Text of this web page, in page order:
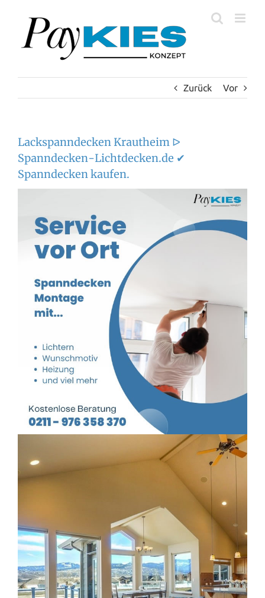
springen
Zurück Vor
Lackspanndecken Krautheim ᐅ
Spanndecken-Lichtdecken.de ✔
Spanndecken kaufen.